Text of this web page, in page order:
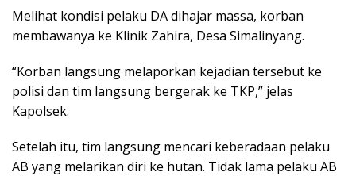
Melihat kondisi pelaku DA dihajar massa, korban
membawanya ke Klinik Zahira, Desa Simalinyang.
“Korban langsung melaporkan kejadian tersebut ke
polisi dan tim langsung bergerak ke TKP,” jelas
Kapolsek.
Setelah itu, tim langsung mencari keberadaan pelaku
AB yang melarikan diri ke hutan. Tidak lama pelaku AB